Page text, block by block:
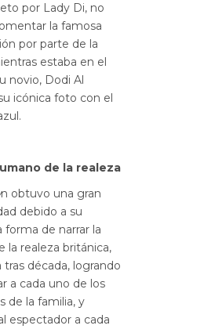
por Lady Di, no
la famosa
por parte de la
estaba en el
novio, Dodi Al
icónica foto con el
de la realeza
n obtuvo una gran
debido a su
forma de narrar la
la realeza británica,
tras década, logrando
a cada uno de los
de la familia, y
espectador a cada